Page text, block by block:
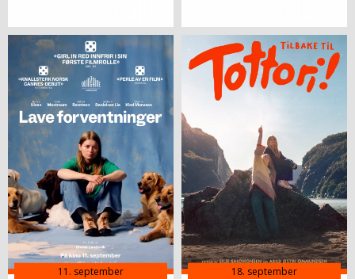
11. september 18. september